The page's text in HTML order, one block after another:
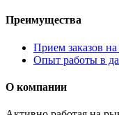
Преимущества
Прием заказов на
Опыт работы в
О компании